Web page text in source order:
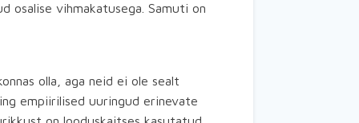
osalise vihmakatusega. Samuti on
olla, aga neid ei ole sealt
empiirilised uuringud erinevate